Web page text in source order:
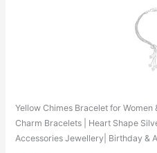
Yellow Chimes Bracelet for Women
Charm Bracelets | Heart Shape
Accessories Jewellery| Birthday &